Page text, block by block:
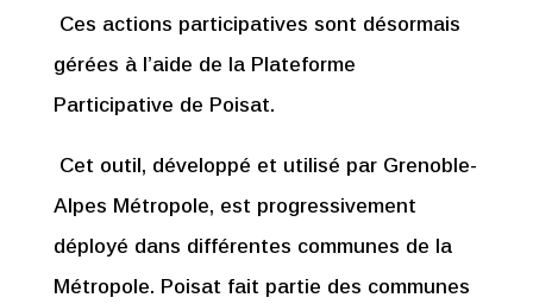
Ces actions participatives sont désormais
gérées à l’aide de la Plateforme
Participative de Poisat.
Cet outil, développé et utilisé par Grenoble-
Alpes Métropole, est progressivement
déployé dans différentes communes de la
Métropole. Poisat fait partie des communes